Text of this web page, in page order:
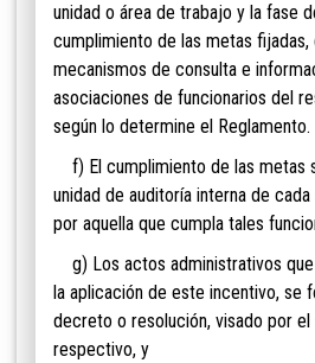
unidad o área de trabajo y la fase
cumplimiento de las metas
mecanismos de consulta e
asociaciones de funcionarios del
según lo determine el Reglamento.
f) El cumplimiento de las metas
unidad de auditoría interna de
por aquella que cumpla tales
g) Los actos administrativos
la aplicación de este incentivo, se
decreto o resolución, visado por
respectivo, y